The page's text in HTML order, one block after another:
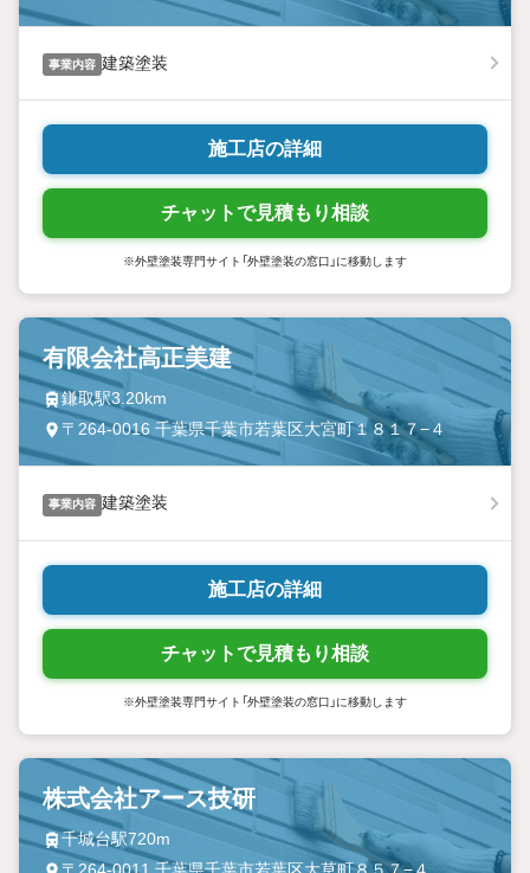
事業内容 建築塗装
施工店の詳細
チャットで見積もり相談
※外壁塗装専門サイト「外壁塗装の窓口」に移動します
有限会社高正美建
鎌取駅3.20km
〒264-0016 千葉県千葉市若葉区大宮町１８１７−４
事業内容 建築塗装
施工店の詳細
チャットで見積もり相談
※外壁塗装専門サイト「外壁塗装の窓口」に移動します
株式会社アース技研
千城台駅720m